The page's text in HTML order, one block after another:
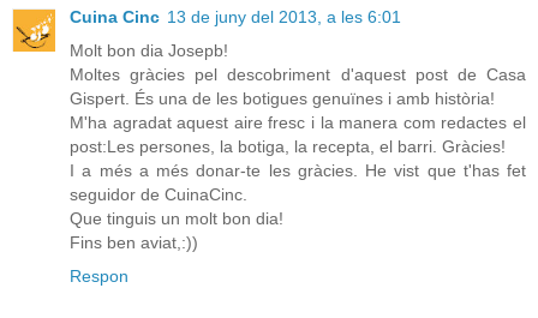
Cuina Cinc 13 de juny del 2013, a les 6:01
Molt bon dia Josepb!
Moltes gràcies pel descobriment d'aquest post de Casa
Gispert. És una de les botigues genuïnes i amb història!
M'ha agradat aquest aire fresc i la manera com redactes el
post:Les persones, la botiga, la recepta, el barri. Gràcies!
I a més a més donar-te les gràcies. He vist que t'has fet
seguidor de CuinaCinc.
Que tinguis un molt bon dia!
Fins ben aviat,:))
Respon